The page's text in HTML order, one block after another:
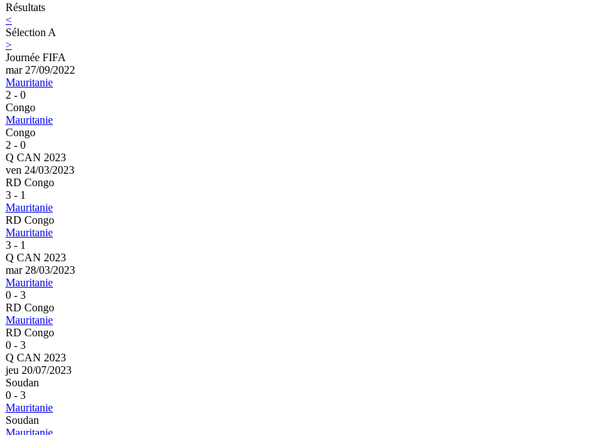
Résultats
<
Sélection A
>
Journée FIFA
mar 27/09/2022
Mauritanie
2 - 0
Congo
Mauritanie
Congo
2 - 0
Q CAN 2023
ven 24/03/2023
RD Congo
3 - 1
Mauritanie
RD Congo
Mauritanie
3 - 1
Q CAN 2023
mar 28/03/2023
Mauritanie
0 - 3
RD Congo
Mauritanie
RD Congo
0 - 3
Q CAN 2023
jeu 20/07/2023
Soudan
0 - 3
Mauritanie
Soudan
Mauritanie